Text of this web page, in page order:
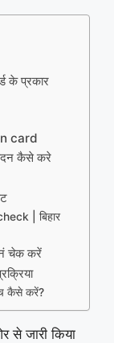
के प्रकार
card
कैसे करे
| बिहार
नं चेक करें
कैसे करें?
से जारी किया